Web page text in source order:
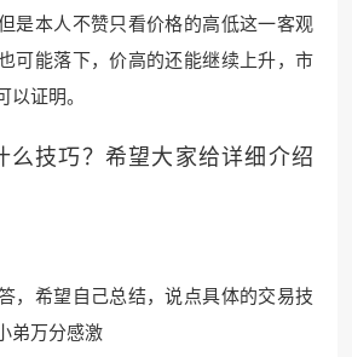
是本人不赞只看价格的高低这一客观
可能落下，价高的还能继续上升，市
以证明。
么技巧？希望大家给详细介绍
，希望自己总结，说点具体的交易技
弟万分感激